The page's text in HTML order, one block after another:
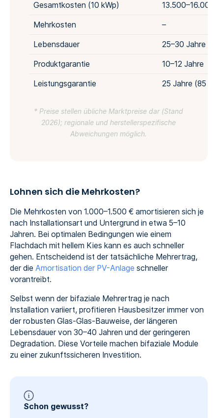
Gesamtkosten (10 kWp) 13.500–16.000
Mehrkosten –
Lebensdauer 25–30 Jahre
Produktgarantie 10–12 Jahre
Leistungsgarantie 25 Jahre (85 %)
* Preise stellen übliche Marktpreise dar (Stand
2026); regionale und herstellerspezifische
Abweichungen möglich.
Lohnen sich die Mehrkosten?
Die Mehrkosten von 1.000–1.500 € amortisieren sich je
nach Installationsart und Untergrund in etwa 5–10
Jahren. Bei optimalen Bedingungen wie einem
Flachdach mit hellem Kies kann es auch schneller
gehen. Entscheidend ist der tatsächliche Mehrertrag,
der die Amortisation der PV-Anlage schneller
vorantreibt.
Selbst wenn der bifaziale Mehrertrag je nach
Installation variiert, profitieren Hausbesitzer immer von
der robusten Glas-Glas-Bauweise, der längeren
Lebensdauer von 30–40 Jahren und der geringeren
Degradation. Diese Vorteile machen bifaziale Module
zu einer zukunftssicheren Investition.
Schon gewusst?